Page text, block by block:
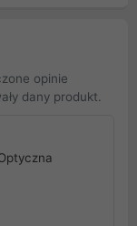
opinie
dany produkt.